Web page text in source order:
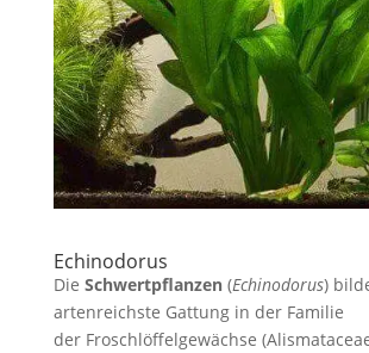
Echinodorus
Die Schwertpflanzen(Echinodorus)
artenreichste Gattung in der Familie
der Froschlöffelgewächse